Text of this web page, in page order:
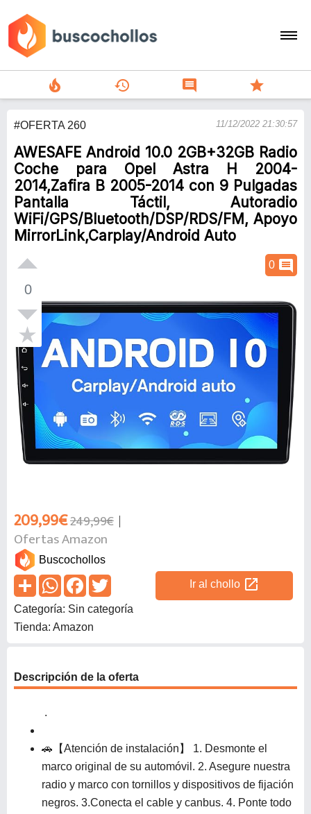
search
person
add
Menu
local_fire_department history comment star
#OFERTA 260 11/12/2022 21:30:57
AWESAFE Android 10.0 2GB+32GB Radio
Coche para Opel Astra H 2004-
2014,Zafira B 2005-2014 con 9 Pulgadas
Pantalla Táctil, Autoradio
WiFi/GPS/Bluetooth/DSP/RDS/FM, Apoyo
MirrorLink,Carplay/Android Auto
0
0 comment
209,99€249,99€
Ofertas Amazon
Buscochollos
Ir al chollo open_in_new
Categoría: Sin categoría
Tienda: Amazon
Descripción de la oferta
.
🚗【Atención de instalación】 1. Desmonte el
marco original de su automóvil. 2. Asegure nuestra
radio y marco con tornillos y dispositivos de fijación
negros. 3.Conecta el cable y canbus. 4. Ponte todo